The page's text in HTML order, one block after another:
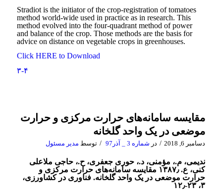
Stradiot is the initiator of the crop-registration of tomatoes
method world-wide used in practice as in research. This
method evolved into the four-quadrant method of power
and balance of the crop. Those methods are the basis for
advice on distance on vegetable crops in greenhouses.
Click HERE to Download
۳-۴
مقایسه سامانه‌های حرارت مرکزی و حرارت
موضعی در یک واحد گلخانه
دسامبر 6, 2018 / در شماره 3 _ آذر97 / توسط مدیر مسئول
ندیمی، م.، مؤمنی، د.، حوری جعفری، ح.، حاجی ملاعلی
کنی، ع. ۱۳۸۷٫ مقایسه سامانه‌های حرارت مرکزی و
حرارت موضعی در یک واحد گلخانه. فناوری در کشاورزی،
۳، ۲۳-۱۲٫